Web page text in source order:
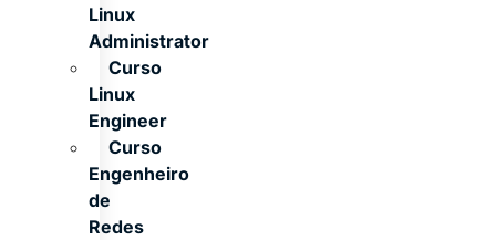
Linux
Administrator
Curso
Linux
Engineer
Curso
Engenheiro
de
Redes